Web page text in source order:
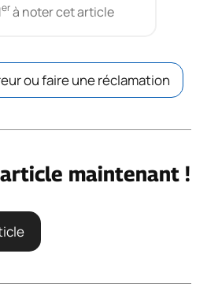
erà noter cet article
ou faire une réclamation
maintenant !